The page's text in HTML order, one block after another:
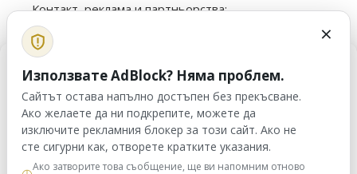
За да осигурим най-добрите преживявания, ние използваме
технологии като „бисквитки“, за да съхраняваме и/или
осъществяваме достъп до информация за устройството.
Съгласието с тези технологии ще ни позволи да обработваме
данни, като например поведение при сърфиране или уникални
идентификатори на този сайт. Несъгласието или оттеглянето на
Контакт, реклама и партньорства:
info@alfatrex.com
Използването или публикуването на част или
цялото съдържание от сайта veilend.com без
разрешение е забранено.
Използвате AdBlock? Няма проблем.
Сайтът остава напълно достъпен без прекъсване.
Ако желаете да ни подкрепите, можете да
изключите рекламния блокер за този сайт. Ако не
сте сигурни как, отворете кратките указания.
Ако затворите това съобщение, ще ви напомним отново
×